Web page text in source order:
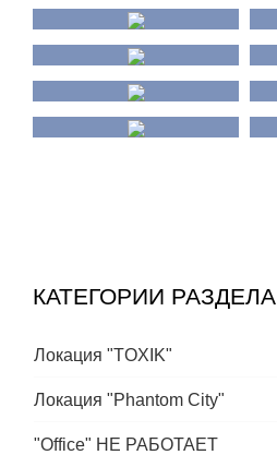
КАТЕГОРИИ РАЗДЕЛА
Локация "TOXIK"
Локация "Phantom City"
"Office" НЕ РАБОТАЕТ